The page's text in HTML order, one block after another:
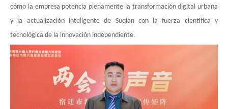
cómo la empresa potencia plenamente la transformación digital urbana
y la actualización inteligente de Suqian con la fuerza científica y
tecnológica de la innovación independiente.